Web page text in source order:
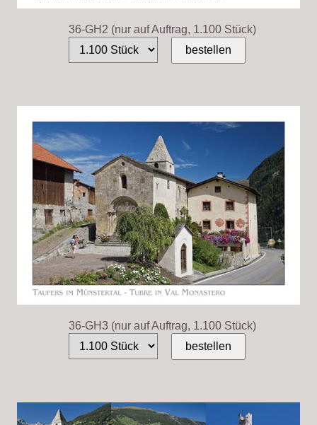
36-GH2 (nur auf Auftrag, 1.100 Stück)
36-GH3 (nur auf Auftrag, 1.100 Stück)